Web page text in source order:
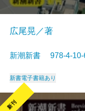
広尾晃／著
新潮新書 978-4-
新書電子書籍あり
新刊